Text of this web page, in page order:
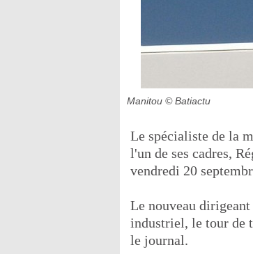
Manitou © Batiactu
Le spécialiste de la
l'un de ses cadres,
vendredi 20
Le nouveau
industriel, le tour de
le journal.